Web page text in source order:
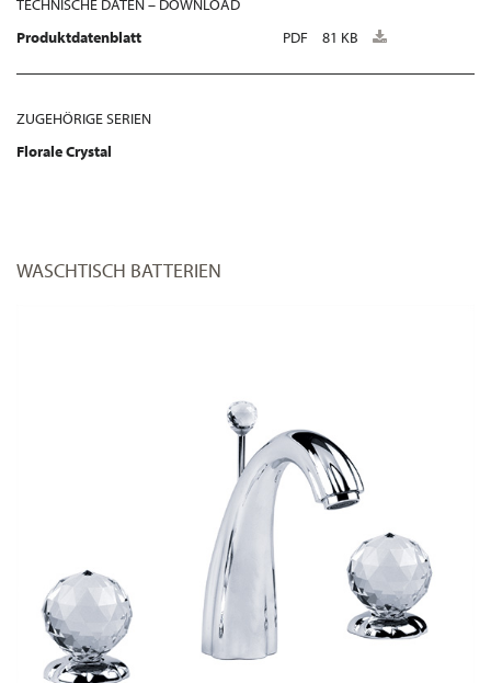
TECHNISCHE DATEN – DOWNLOAD
Produktdatenblatt
PDF 81 KB
ZUGEHÖRIGE SERIEN
Florale Crystal
WASCHTISCH BATTERIEN